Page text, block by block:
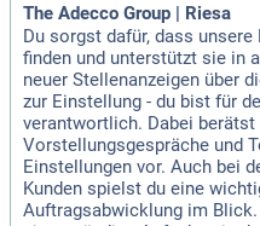
The Adecco Group | Riesa
Du sorgst dafür, dass
finden und unterstützt sie in
neuer Stellenanzeigen über
zur Einstellung - du bist für
verantwortlich. Dabei
Vorstellungsgespräche und
Einstellungen vor. Auch bei
Kunden spielst du eine
Auftragsabwicklung im